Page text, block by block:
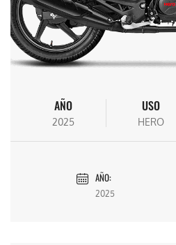
AÑO
2025
USO
HERO
AÑO:
2025